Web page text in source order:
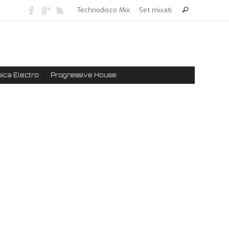
Technodisco Mix Set mixati
Electro Progressive House